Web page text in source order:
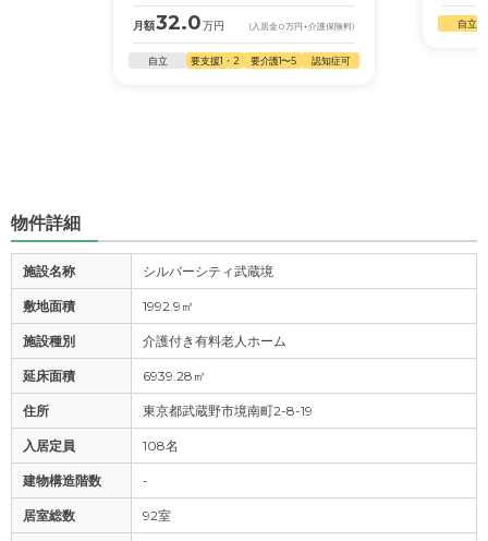
月額32.0万円 (入居金0万円 +介護保険料)
自立 要支援1・2 要介護1〜5 認知症可
自立
物件詳細
施設名称 シルバーシティ武蔵境
敷地面積 1992.9㎡
施設種別 介護付き有料老人ホーム
延床面積 6939.28㎡
住所 東京都武蔵野市境南町2-8-19
入居定員 108名
建物構造階数 -
居室総数 92室